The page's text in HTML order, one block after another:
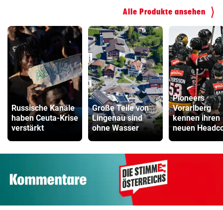
Alle Produkte ansehen
Russische Kanäle
haben Ceuta-Krise
verstärkt
Große Teile von
Lingenau sind
ohne Wasser
Pioneers
Vorarlberg
kennen ihren
neuen